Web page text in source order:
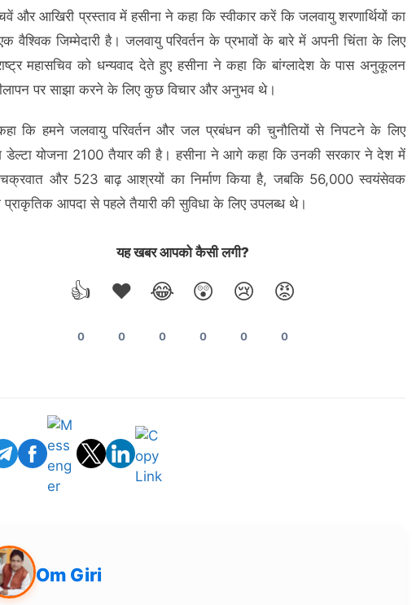
और आखिरी प्रस्ताव में हसीना ने कहा कि स्वीकार करें कि जलवायु शरणार्थियों का
वैश्विक जिम्मेदारी है। जलवायु परिवर्तन के प्रभावों के बारे में अपनी चिंता के लिए
महासचिव को धन्यवाद देते हुए हसीना ने कहा कि बांग्लादेश के पास अनुकूलन
पर साझा करने के लिए कुछ विचार और अनुभव थे।
कि हमने जलवायु परिवर्तन और जल प्रबंधन की चुनौतियों से निपटने के लिए
डेल्टा योजना 2100 तैयार की है। हसीना ने आगे कहा कि उनकी सरकार ने देश में
और 523 बाढ़ आश्रयों का निर्माण किया है, जबकि 56,000 स्वयंसेवक
प्राकृतिक आपदा से पहले तैयारी की सुविधा के लिए उपलब्ध थे।
यह खबर आपको कैसी लगी?
👍
0
❤️
0
😂
0
😲
0
😢
0
😡
0
Om Giri